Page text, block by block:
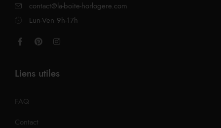
contact@la-boite-horlogere.com
Lun-Ven 9h-17h
Liens utiles
FAQ
Contact